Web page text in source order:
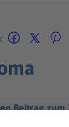
Beitrag zum